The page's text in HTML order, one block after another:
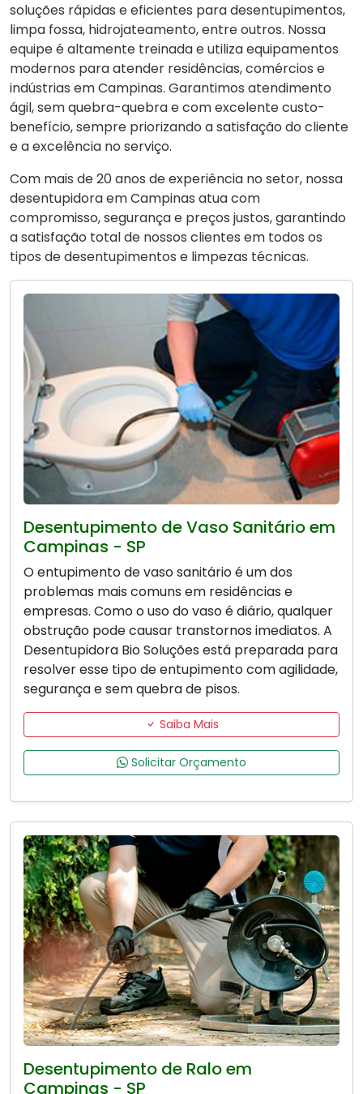
soluções rápidas e eficientes para desentupimentos,
limpa fossa, hidrojateamento, entre outros. Nossa
equipe é altamente treinada e utiliza equipamentos
modernos para atender residências, comércios e
indústrias em Campinas. Garantimos atendimento
ágil, sem quebra-quebra e com excelente custo-
benefício, sempre priorizando a satisfação do cliente
e a excelência no serviço.
Com mais de 20 anos de experiência no setor, nossa
desentupidora em Campinas atua com
compromisso, segurança e preços justos, garantindo
a satisfação total de nossos clientes em todos os
tipos de desentupimentos e limpezas técnicas.
Desentupimento de Vaso Sanitário em
Campinas - SP
O entupimento de vaso sanitário é um dos
problemas mais comuns em residências e
empresas. Como o uso do vaso é diário, qualquer
obstrução pode causar transtornos imediatos. A
Desentupidora Bio Soluções está preparada para
resolver esse tipo de entupimento com agilidade,
segurança e sem quebra de pisos.
Saiba Mais
Solicitar Orçamento
Desentupimento de Ralo em
Campinas - SP